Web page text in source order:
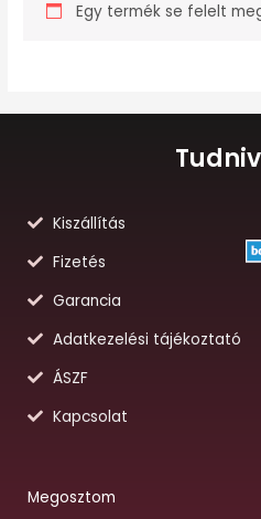
Egy termék se felelt
Kiszállítás
Fizetés
Garancia
Adatkezelési tájékoztató
ÁSZF
Kapcsolat
Megosztom